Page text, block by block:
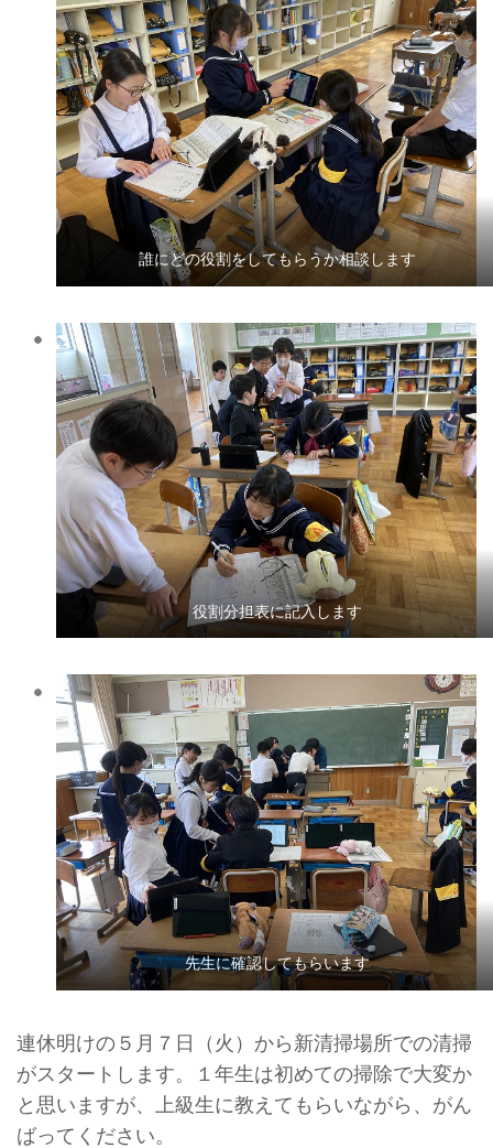
誰にどの役割をしてもらうか相談します
役割分担表に記入します
先生に確認してもらいます
連休明けの５月７日（火）から新清掃場所での清掃
がスタートします。１年生は初めての掃除で大変か
と思いますが、上級生に教えてもらいながら、がん
ばってください。